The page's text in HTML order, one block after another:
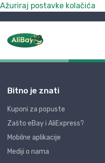
Ažuriraj postavke kolačića
Bitno je znati
Kuponi za popuste
Zašto eBay i AliExpress?
Mobilne aplikacije
Mediji o nama